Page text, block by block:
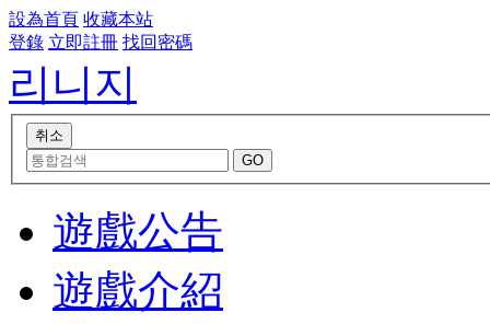
設為首頁 收藏本站
登錄 立即註冊 找回密碼
리니지
遊戲公告
遊戲介紹